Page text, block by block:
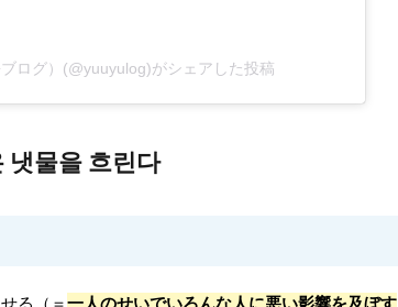
ログ）(@yuuyulog)がシェアした投稿
냇물을 흐린다
る（＝一人のせいでいろんな人に悪い影響を及ぼす